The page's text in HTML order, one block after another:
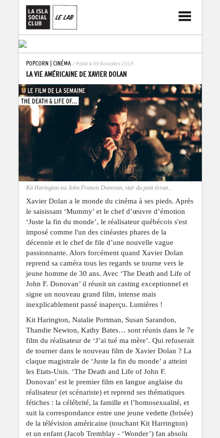
POPCORN CINÉMA / Publié le 08 Novembre 2019
LA VIE AMÉRICAINE DE XAVIER DOLAN
Kit Harington est John Francis Donovan, star du petit écran...
Xavier Dolan a le monde du cinéma à ses pieds. Après
le saisissant ‘Mummy’ et le chef d’œuvre d’émotion
‘Juste la fin du monde’, le réalisateur québécois s'est
imposé comme l'un des cinéastes phares de la
décennie et le chef de file d’une nouvelle vague
passionnante. Alors forcément quand Xavier Dolan
reprend sa caméra tous les regards se tourne vers le
jeune homme de 30 ans. Avec ‘The Death and Life of
John F. Donovan’ il réunit un casting exceptionnel et
signe un nouveau grand film, intense mais
inexplicablement passé inaperçu. Lumières !
Kit Harington, Natalie Portman, Susan Sarandon,
Thandie Newton, Kathy Bates… sont réunis dans le 7e
film du réalisateur de ‘J’ai tué ma mère’. Qui refuserait
de tourner dans le nouveau film de Xavier Dolan ? La
claque magistrale de ‘Juste la fin du monde’ a atteint
les Etats-Unis. ‘The Death and Life of John F.
Donovan’ est le premier film en langue anglaise du
réalisateur (et scénariste) et reprend ses thématiques
fétiches : la célébrité, la famille et l’homosexualité, et
suit la correspondance entre une jeune vedette (brisée)
de la télévision américaine (touchant Kit Harrington)
et un enfant (Jacob Tremblay - ‘Wonder’) fan absolu